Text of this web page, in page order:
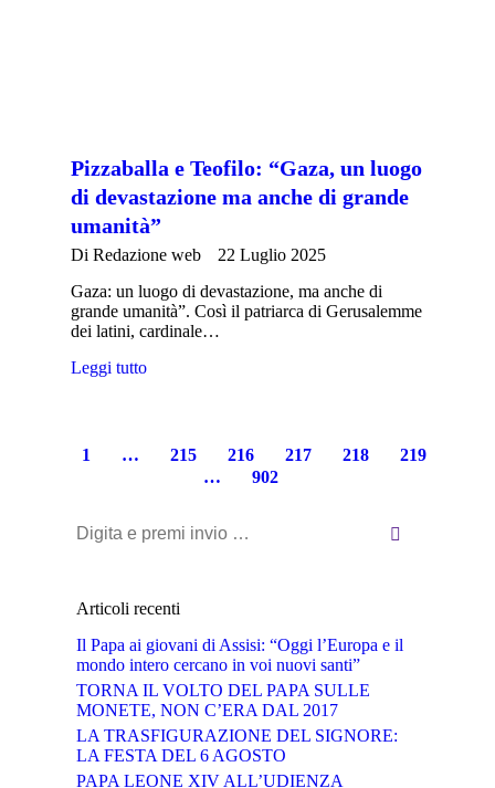
Pizzaballa e Teofilo: “Gaza, un luogo
di devastazione ma anche di grande
umanità”
Di Redazione web
22 Luglio 2025
Gaza: un luogo di devastazione, ma anche di
grande umanità”. Così il patriarca di Gerusalemme
dei latini, cardinale…
Leggi tutto
1 … 215 216 217 218
219
…
902
Cerca:
Articoli recenti
Il Papa ai giovani di Assisi: “Oggi l’Europa e il
mondo intero cercano in voi nuovi santi”
TORNA IL VOLTO DEL PAPA SULLE
MONETE, NON C’ERA DAL 2017
LA TRASFIGURAZIONE DEL SIGNORE:
LA FESTA DEL 6 AGOSTO
PAPA LEONE XIV ALL’UDIENZA